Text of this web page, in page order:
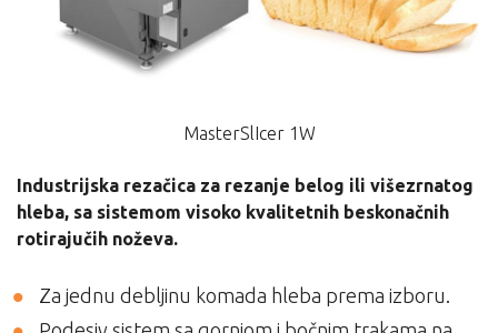
MasterSlIcer 1W
Industrijska rezačica za rezanje belog ili višezrnatog
hleba, sa sistemom visoko kvalitetnih beskonačnih
rotirajučih noževa.
Za jednu debljinu komada hleba prema izboru.